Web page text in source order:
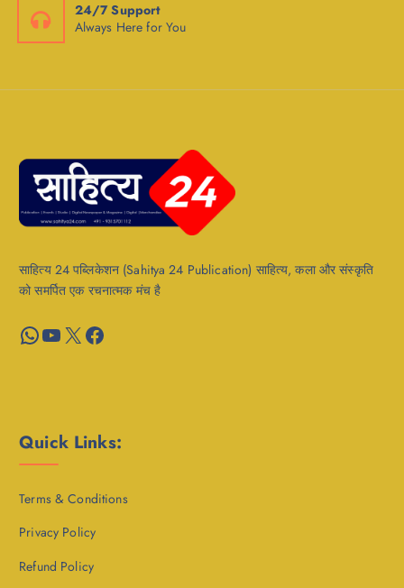
24/7 Support
Always Here for You
साहित्य 24 पब्लिकेशन (Sahitya 24 Publication) साहित्य, कला और संस्कृति
को समर्पित एक रचनात्मक मंच है
WhatsApp YouTube X Facebook
Quick Links:
Terms & Conditions
Privacy Policy
Refund Policy